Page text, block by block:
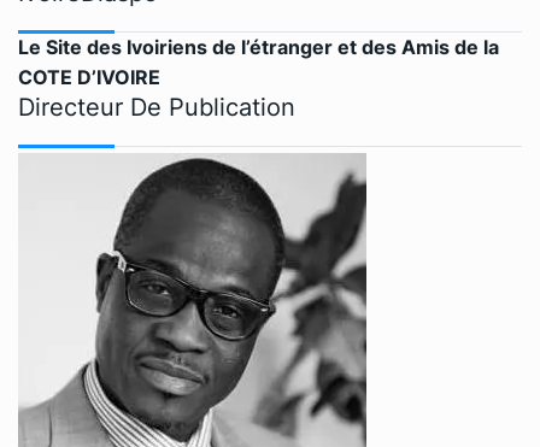
Le Site des Ivoiriens de l’étranger et des Amis de la
COTE D’IVOIRE
Directeur De Publication